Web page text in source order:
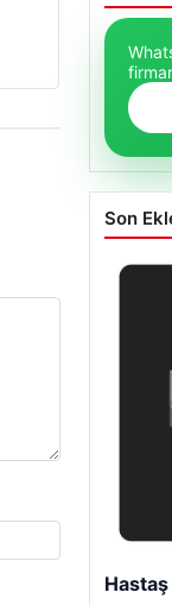
Son
Enes